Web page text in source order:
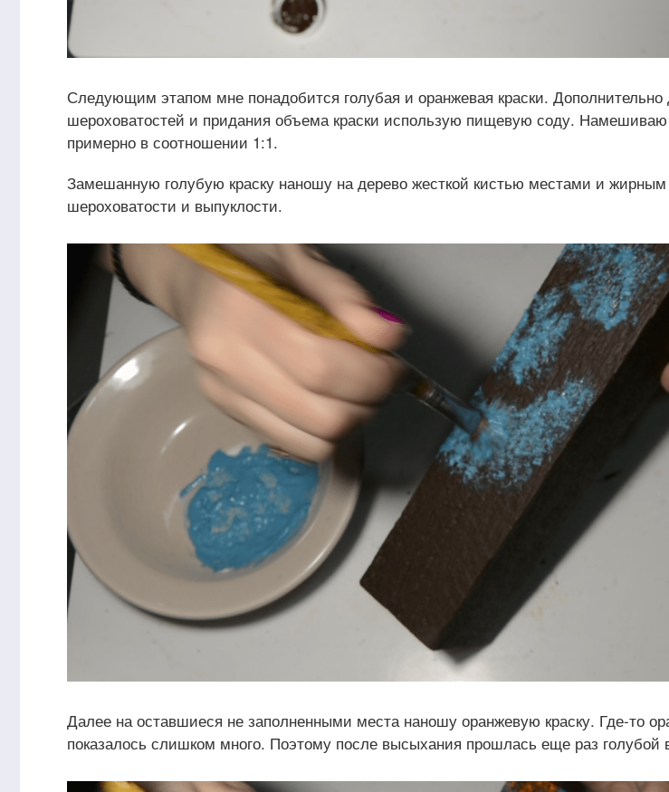
Следующим этапом мне понадобится голубая и оранжевая краски. Дополнительно
шероховатостей и придания объема краски использую пищевую соду. Намешиваю
примерно в соотношении 1:1.
Замешанную голубую краску наношу на дерево жесткой кистью местами и
шероховатости и выпуклости.
Далее на оставшиеся не заполненными места наношу оранжевую краску. Где-то
показалось слишком много. Поэтому после высыхания прошлась еще раз голубой